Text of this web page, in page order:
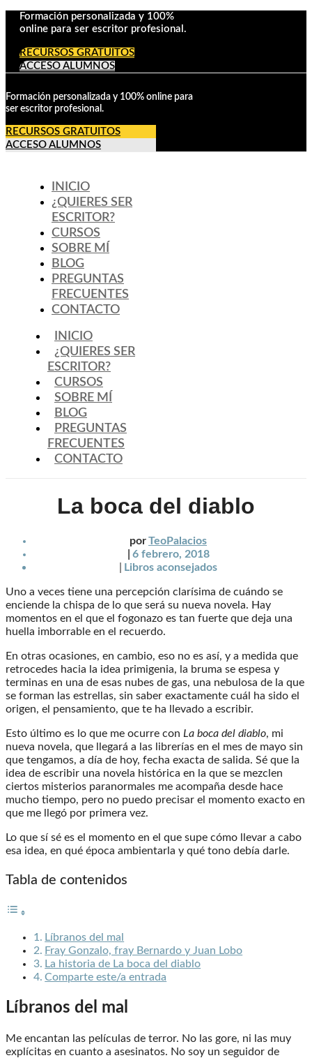
Formación personalizada y 100%
online para ser escritor profesional.
RECURSOS GRATUITOS
ACCESO ALUMNOS
Formación personalizada y 100% online para
ser escritor profesional.
RECURSOS GRATUITOS
ACCESO ALUMNOS
INICIO
¿QUIERES SER
ESCRITOR?
CURSOS
SOBRE MÍ
BLOG
PREGUNTAS
FRECUENTES
CONTACTO
INICIO
¿QUIERES SER
ESCRITOR?
CURSOS
SOBRE MÍ
BLOG
PREGUNTAS
FRECUENTES
CONTACTO
La boca del diablo
porTeoPalacios
6 febrero, 2018
Libros aconsejados
Uno a veces tiene una percepción clarísima de cuándo se
enciende la chispa de lo que será su nueva novela. Hay
momentos en el que el fogonazo es tan fuerte que deja una
huella imborrable en el recuerdo.
En otras ocasiones, en cambio, eso no es así, y a medida que
retrocedes hacia la idea primigenia, la bruma se espesa y
terminas en una de esas nubes de gas, una nebulosa de la que
se forman las estrellas, sin saber exactamente cuál ha sido el
origen, el pensamiento, que te ha llevado a escribir.
Esto último es lo que me ocurre con La boca del diablo, mi
nueva novela, que llegará a las librerías en el mes de mayo sin
que tengamos, a día de hoy, fecha exacta de salida. Sé que la
idea de escribir una novela histórica en la que se mezclen
ciertos misterios paranormales me acompaña desde hace
mucho tiempo, pero no puedo precisar el momento exacto en
que me llegó por primera vez.
Lo que sí sé es el momento en el que supe cómo llevar a cabo
esa idea, en qué época ambientarla y qué tono debía darle.
Tabla de contenidos
Líbranos del mal
Fray Gonzalo, fray Bernardo y Juan Lobo
La historia de La boca del diablo
Comparte este/a entrada
Líbranos del mal
Me encantan las películas de terror. No las gore, ni las muy
explícitas en cuanto a asesinatos. No soy un seguidor de